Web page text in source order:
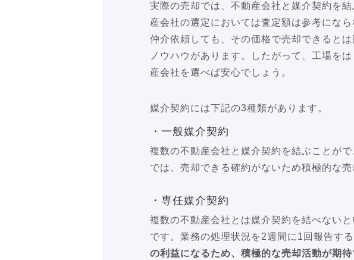
実際の売却では、不動産会社と媒介契約を
産会社の選定においては査定額は参考にな
仲介依頼しても、その価格で売却できると
ノウハウがあります。したがって、工場を
産会社を選べば安心でしょう。
媒介契約には下記の3種類があります。
・一般媒介契約
複数の不動産会社と媒介契約を結ぶことが
では、売却できる確約がないため積極的な
・専任媒介契約
複数の不動産会社とは媒介契約を結べない
です。業務の処理状況を2週間に1回報告する
の利益になるため、積極的な売却活動が期待